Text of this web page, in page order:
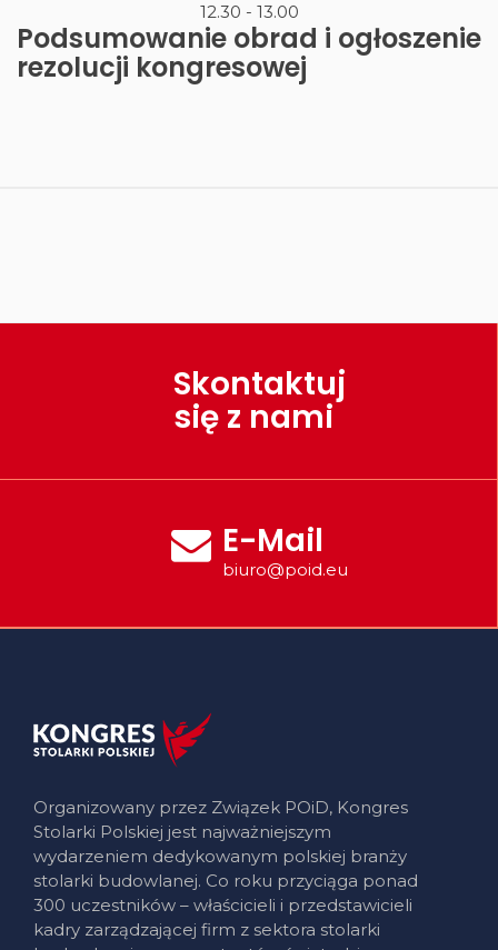
12.30 - 13.00
Podsumowanie obrad i ogłoszenie
rezolucji kongresowej
Skontaktuj
się z nami
E-Mail
biuro@poid.eu
Organizowany przez Związek POiD, Kongres
Stolarki Polskiej jest najważniejszym
wydarzeniem dedykowanym polskiej branży
stolarki budowlanej. Co roku przyciąga ponad
300 uczestników – właścicieli i przedstawicieli
kadry zarządzającej firm z sektora stolarki